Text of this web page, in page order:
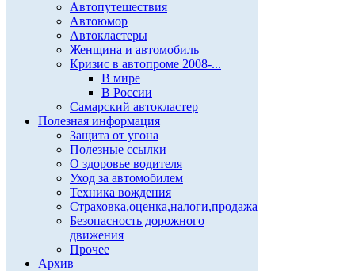
Автопутешествия
Автоюмор
Автокластеры
Женщина и автомобиль
Кризис в автопроме 2008-...
В мире
В России
Самарский автокластер
Полезная информация
Защита от угона
Полезные ссылки
О здоровье водителя
Уход за автомобилем
Техника вождения
Страховка,оценка,налоги,продажа
Безопасность дорожного
движения
Прочее
Архив